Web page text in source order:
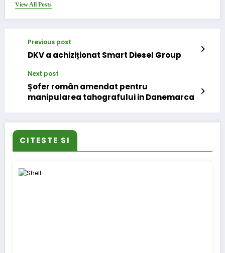
View All Posts
Previous post
DKV a achiziționat Smart Diesel Group
Next post
Șofer român amendat pentru
manipularea tahografului in Danemarca
CITESTE SI